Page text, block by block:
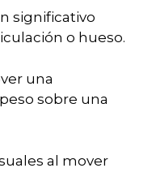
significativo
o hueso.
una
sobre una
al mover